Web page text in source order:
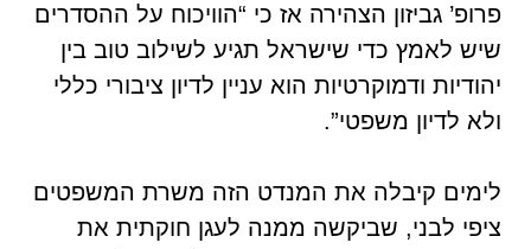
פרופ’ גביזון הצהירה אז כי “הוויכוח על ההסדרים
שיש לאמץ כדי שישראל תגיע לשילוב טוב בין
יהודיות ודמוקרטיות הוא עניין לדיון ציבורי כללי
ולא לדיון משפטי”.
לימים קיבלה את המנדט הזה משרת המשפטים
ציפי לבני, שביקשה ממנה לעגן חוקתית את